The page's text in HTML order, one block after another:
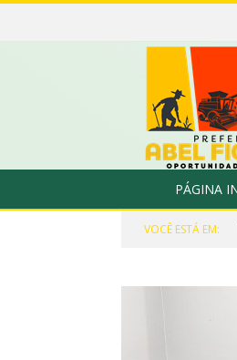
PÁGINA
VOCÊ ESTÁ EM: